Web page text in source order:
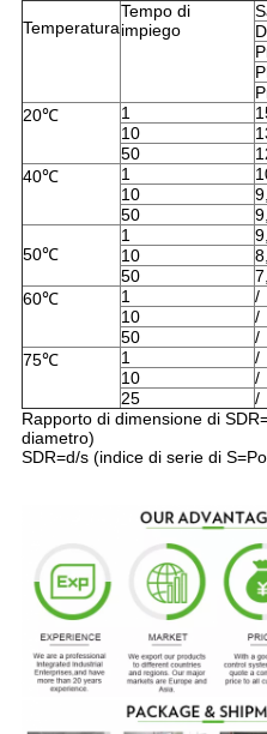
Temperatura
Tempo di
impiego
20℃
1
10
50
40℃
1
10
50
50℃
1
10
50
60℃
1 /
10
/
50
/
75℃
1 /
10
/
25
/
Rapporto di dimensione di
diametro)
SDR=d/s (indice di serie di